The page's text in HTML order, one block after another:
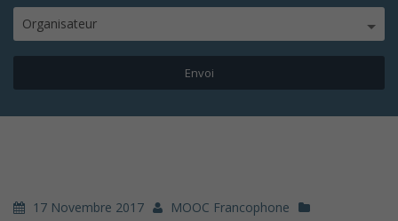
Organisateur
17 Novembre 2017
MOOC Francophone